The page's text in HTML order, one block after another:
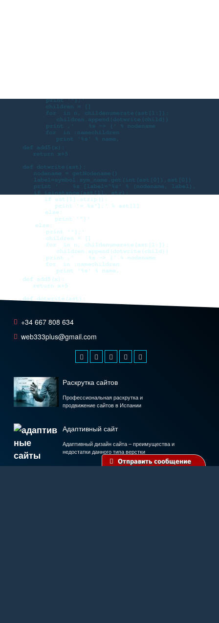
+34 667 808 634
web333plus@gmail.com
Раскрутка сайтов
Профессиональная раскрутка и
продвижение сайтов в Испании
Адаптивный сайт
Адаптивный дизайн сайта – преимущества и
недостатки данного типа верстки
Отправить сообщение